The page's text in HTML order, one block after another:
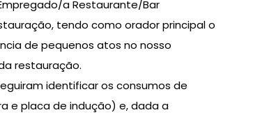
a Restaurante/Bar
tendo como orador principal o
de pequenos atos no nosso
restauração.
identificar os consumos de
e placa de indução) e, dada a